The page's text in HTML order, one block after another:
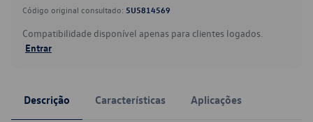
Código original consultado: 5U5814569
Compatibilidade disponível apenas para clientes logados.
Entrar
Descrição Características Aplicações